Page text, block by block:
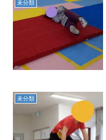
未分類
未分類